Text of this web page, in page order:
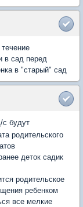
в сад перед
в "старый" сад
будут
родительского
деток садик
родительское
ребенком
все мелкие